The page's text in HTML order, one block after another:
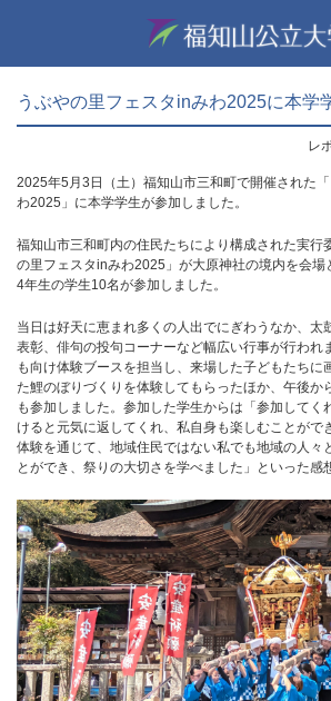
うぶやの里フェスタinみわ2025に本学
レ
2025年5月3日（土）福知山市三和町で開催された
わ2025」に本学学生が参加しました。
福知山市三和町内の住民たちにより構成された実行
の里フェスタinみわ2025」が大原神社の境内を会場
4年生の学生10名が参加しました。
当日は好天に恵まれ多くの人出でにぎわうなか、太
表彰、俳句の投句コーナーなど幅広い行事が行われ
も向け体験ブースを担当し、来場した子どもたちに
た鯉のぼりづくりを体験してもらったほか、午後か
も参加しました。参加した学生からは「参加してく
けると元気に返してくれ、私自身も楽しむことがで
体験を通じて、地域住民ではない私でも地域の人々
とができ、祭りの大切さを学べました」といった感